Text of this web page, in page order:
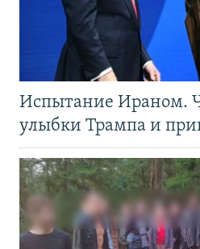
Испытание Ираном.
улыбки Трампа и